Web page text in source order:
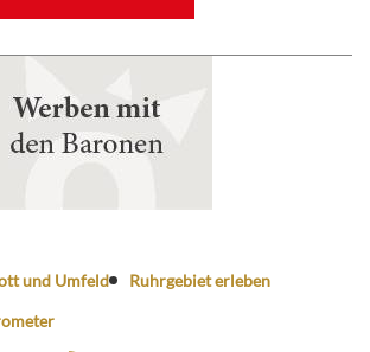
und Umfeld
Ruhrgebiet erleben